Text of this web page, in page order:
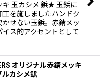
玉カシメ 鋲★ 玉鋲に
を施しましたハンドク
せない玉鋲。赤錆メッ
ス的アクセントとして
オリジナル赤錆メッキ
カシメ鋲